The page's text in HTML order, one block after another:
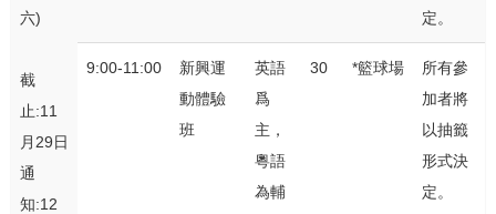
六)
截
止:11
月29日
通
知:12
定。
9:00-11:00
新興運
動體驗
班
英語
爲
主，
粵語
為輔
30 *籃球場
所有參
加者將
以抽籤
形式決
定。